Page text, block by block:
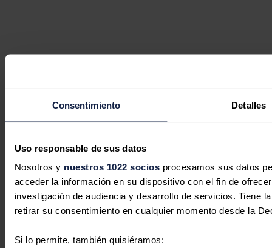
Consentimiento Detalles
Uso responsable de sus datos
Nosotros y nuestros 1022 sociosprocesamos sus datos
acceder la información en su dispositivo con el fin de
investigación de audiencia y desarrollo de servicios. Tiene
retirar su consentimiento en cualquier momento desde la
Si lo permite, también quisiéramos: